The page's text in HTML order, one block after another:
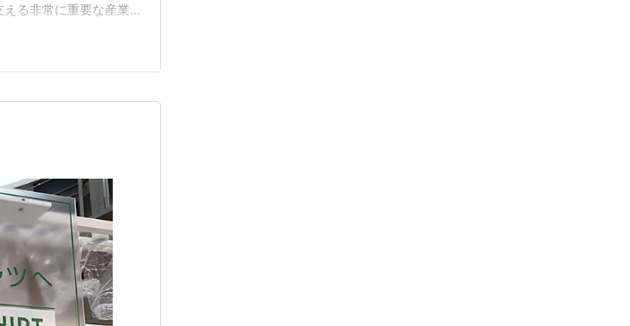
る非常に重要な産業で
始めたいと思いま
…